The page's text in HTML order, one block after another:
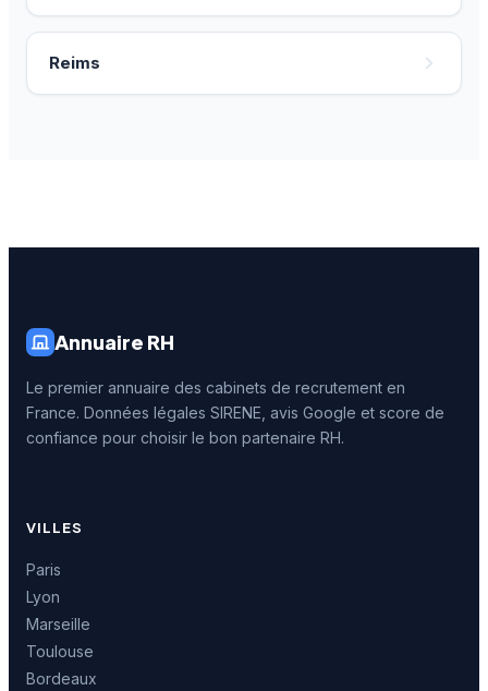
Reims
Annuaire RH
Le premier annuaire des cabinets de recrutement en
France. Données légales SIRENE, avis Google et score de
confiance pour choisir le bon partenaire RH.
VILLES
Paris
Lyon
Marseille
Toulouse
Bordeaux